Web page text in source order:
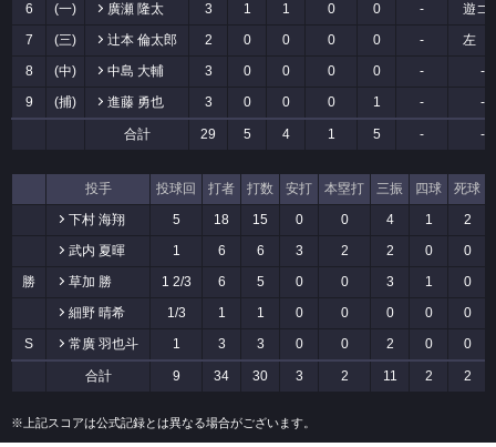
6
(一) 廣瀬 隆太 3 1 1 0 0 -
遊ゴ
7
(三) 辻本 倫太郎 2 0 0 0 0 -
左
8
(中) 中島 大輔 3 0 0 0 0 -
-
9
(捕) 進藤 勇也 3 0 0 0 1 - -
合計 29 5 4 1 5 - -
投手 投球回 打者 打数 安打 本塁打 三振 四球 死球
下村 海翔
5 18 15 0 0 4 1
2
武内 夏暉
1 6 6 3 2 2 0
0
勝
草加 勝 1 2/3 6 5 0 0 3 1
0
細野 晴希
1/3 1 1 0 0 0 0
0
S
常廣 羽也斗 1 3 3 0 0 2 0 0
合計 9 34 30 3 2 11 2 2
※上記スコアは公式記録とは異なる場合がございます。